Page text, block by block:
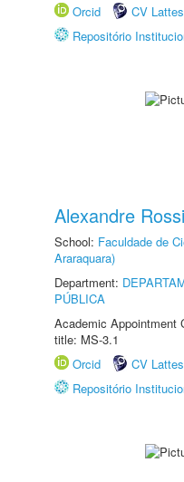
Orcid
CV Lattes
Repositório
Alexandre Rossi
School: Faculdade de
Araraquara)
Department:
PÚBLICA
Academic Appointment
title: MS-3.1
Orcid
CV Lattes
Repositório